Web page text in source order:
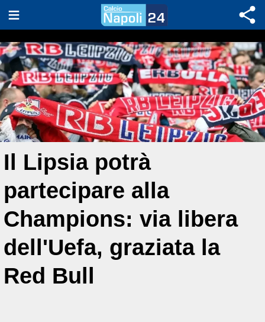
Il Lipsia potrà
partecipare alla
Champions: via libera
dell'Uefa, graziata la
Red Bull